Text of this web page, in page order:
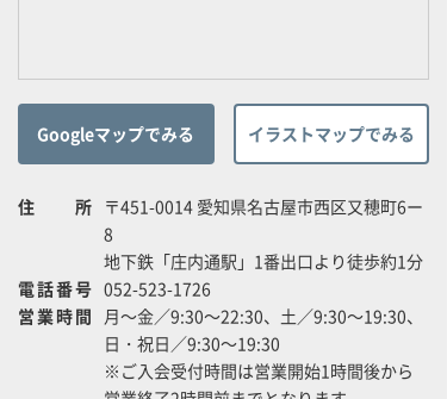
Googleマップでみる イラストマップでみる
住所 〒451-0014 愛知県名古屋市西区又穂町6ー
8
地下鉄「庄内通駅」1番出口より徒歩約1分
電話番号 052-523-1726
営業時間
月～金／9:30～22:30、土／9:30～19:30、
日・祝日／9:30～19:30
※ご入会受付時間は営業開始1時間後から